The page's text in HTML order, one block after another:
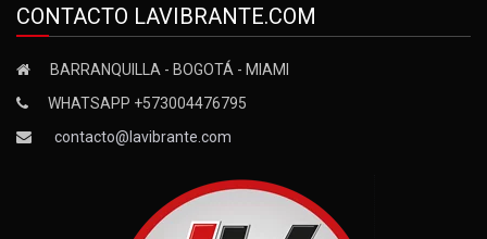
CONTACTO LAVIBRANTE.COM
BARRANQUILLA - BOGOTÁ - MIAMI
WHATSAPP +573004476795
contacto@lavibrante.com